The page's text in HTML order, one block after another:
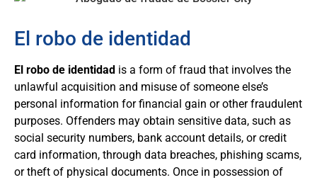
El robo de identidad
El robo de identidad is a form of fraud that involves the
unlawful acquisition and misuse of someone else’s
personal information for financial gain or other fraudulent
purposes. Offenders may obtain sensitive data, such as
social security numbers, bank account details, or credit
card information, through data breaches, phishing scams,
or theft of physical documents. Once in possession of